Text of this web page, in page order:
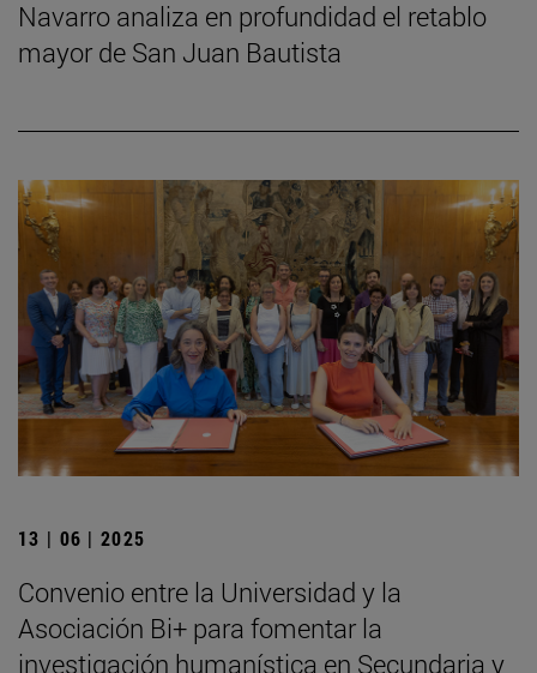
Navarro analiza en profundidad el retablo
mayor de San Juan Bautista
13 | 06 | 2025
Convenio entre la Universidad y la
Asociación Bi+ para fomentar la
investigación humanística en Secundaria y